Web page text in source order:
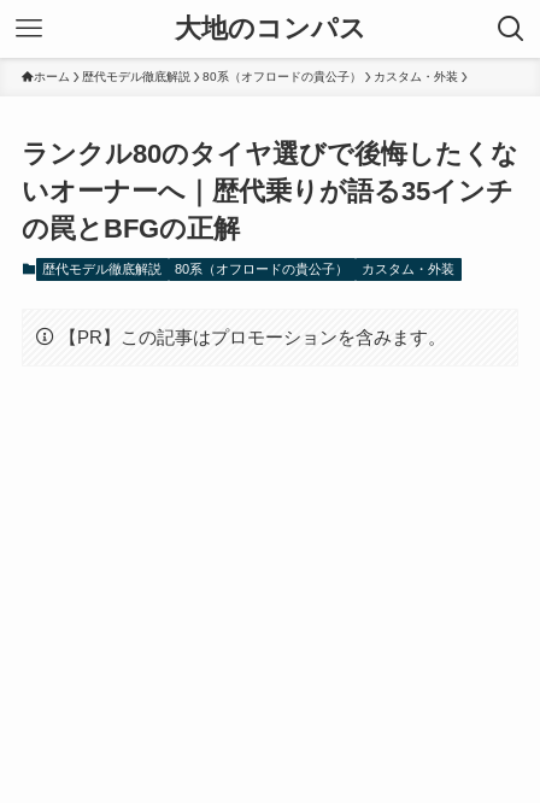
大地のコンパス
ホーム 歴代モデル徹底解説 80系（オフロードの貴公子） カスタム・外装
ランクル80のタイヤ選びで後悔したくな
いオーナーへ｜歴代乗りが語る35インチ
の罠とBFGの正解
歴代モデル徹底解説 80系（オフロードの貴公子） カスタム・外装
【PR】この記事はプロモーションを含みます。